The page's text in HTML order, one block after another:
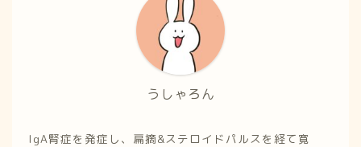
うしゃろん
IgA腎症を発症し、扁摘&ステロイドパルスを経て寛